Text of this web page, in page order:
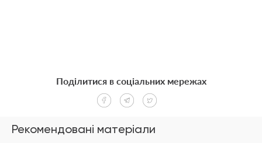
Рекомендовані матеріали
Поділитися в соціальних мережах